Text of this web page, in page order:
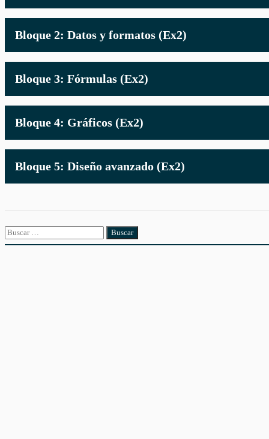
Bloque 2: Datos y formatos (Ex2)
Bloque 3: Fórmulas (Ex2)
Bloque 4: Gráficos (Ex2)
Bloque 5: Diseño avanzado (Ex2)
Buscar: